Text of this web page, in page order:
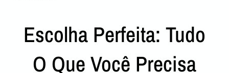
Escolha Perfeita: Tudo
O Que Você Precisa